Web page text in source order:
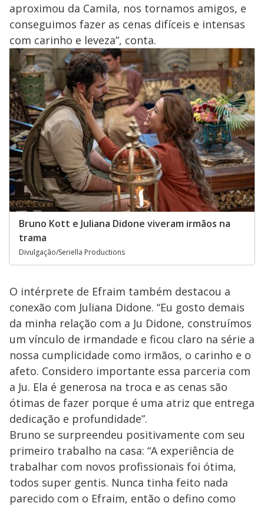
aproximou da Camila, nos tornamos amigos, e
conseguimos fazer as cenas difíceis e intensas
com carinho e leveza”, conta.
Bruno Kott e Juliana Didone viveram irmãos na
trama
Divulgação/Seriella Productions
O intérprete de Efraim também destacou a
conexão com Juliana Didone. “Eu gosto demais
da minha relação com a Ju Didone, construímos
um vínculo de irmandade e ficou claro na série a
nossa cumplicidade como irmãos, o carinho e o
afeto. Considero importante essa parceria com
a Ju. Ela é generosa na troca e as cenas são
ótimas de fazer porque é uma atriz que entrega
dedicação e profundidade”.
Bruno se surpreendeu positivamente com seu
primeiro trabalho na casa: “A experiência de
trabalhar com novos profissionais foi ótima,
todos super gentis. Nunca tinha feito nada
parecido com o Efraim, então o defino como